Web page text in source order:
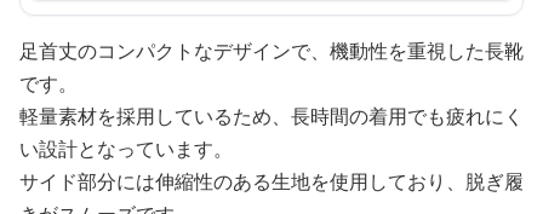
足首丈のコンパクトなデザインで、機動性を重視した長靴
です。
軽量素材を採用しているため、長時間の着用でも疲れにく
い設計となっています。
サイド部分には伸縮性のある生地を使用しており、脱ぎ履